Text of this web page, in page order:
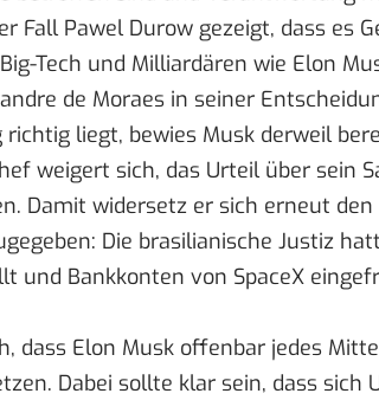
Fall Pawel Durow gezeigt, dass es
Tech und Milliardären wie Elon
de Moraes in seiner
liegt, bewies Musk derweil
weigert sich, das Urteil über sein
Damit widersetz er sich erneut den
Die brasilianische Justiz
und Bankkonten von SpaceX
dass Elon Musk offenbar jedes
Dabei sollte klar sein, dass sich